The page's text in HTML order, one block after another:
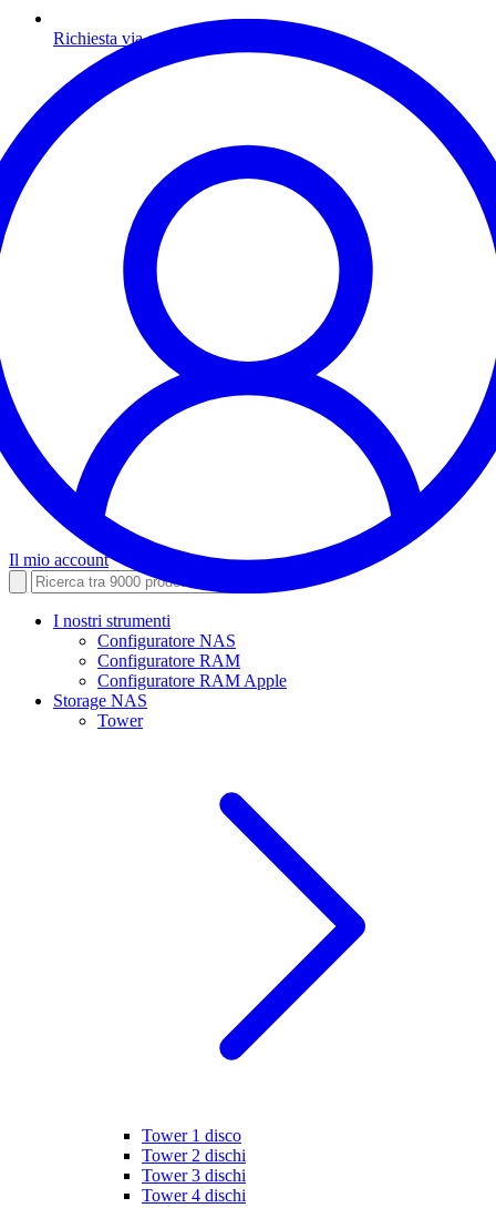
Richiesta via email
Il mio account
I nostri strumenti
Configuratore NAS
Configuratore RAM
Configuratore RAM Apple
Storage NAS
Tower
Tower 1 disco
Tower 2 dischi
Tower 3 dischi
Tower 4 dischi